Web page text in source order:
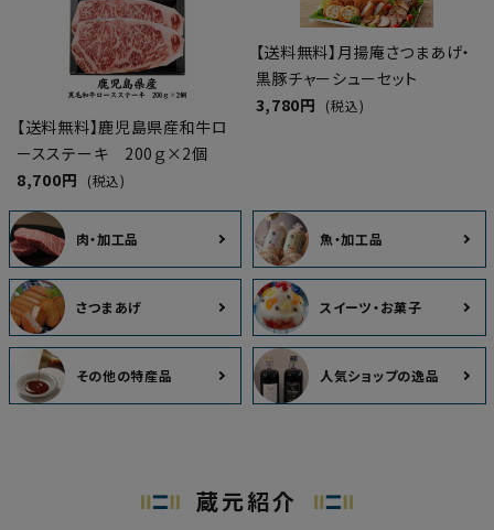
【送料無料】鹿児島県産和牛ロ
ースステーキ 200ｇ×2個
8,700円
(税込)
【送料無料】月揚庵さつまあげ・
黒豚チャーシューセット
3,780円
(税込)
肉・加工品 魚・加工品
さつまあげ スイーツ・お菓子
その他の特産品 人気ショップの逸品
蔵元紹介